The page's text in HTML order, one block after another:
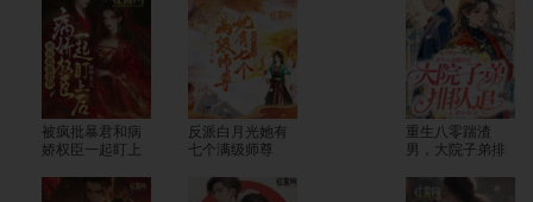
被疯批暴君和病
娇权臣一起盯上
反派白月光她有
七个满级师尊
重生八零踹渣
男，大院子弟排